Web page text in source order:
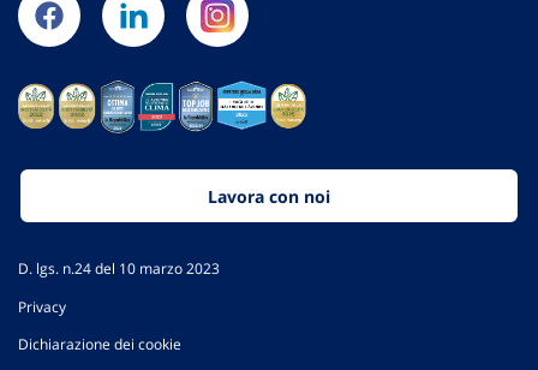
Lavora con noi
D. lgs. n.24 del 10 marzo 2023
Privacy
Dichiarazione dei cookie